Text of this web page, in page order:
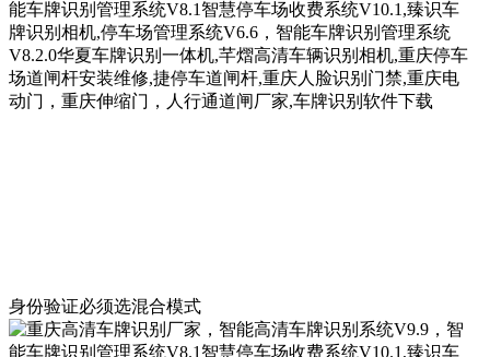
身份验证必须选混合模式